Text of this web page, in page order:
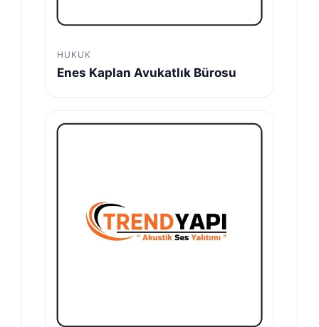
HUKUK
Enes Kaplan Avukatlık Bürosu